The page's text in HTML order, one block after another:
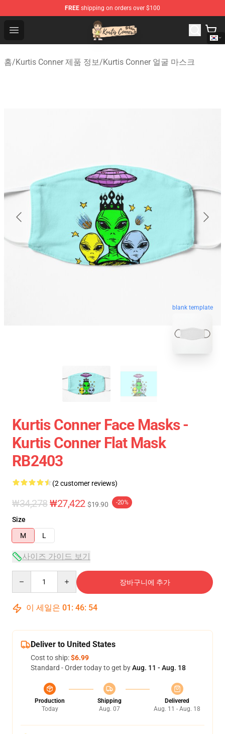
FREE shipping on orders over $100
Open menu
Kurtis Conner Store - Official Kurtis Conner Merchandise
홈/Kurtis Conner 제품 정보/Kurtis Conner 얼굴 마스크
blank template
Kurtis Conner Face Masks -
Kurtis Conner Flat Mask
RB2403
(2 customer reviews)
₩34,278₩27,422 $19.90 -20%
Size
M
L
사이즈 가이드 보기
장바구니에 추가
이 세일은 01 : 46: 54
Deliver to United States
Cost to ship:$6.99
Standard - Order today to get byAug. 11 - Aug. 18
Production
Today
Shipping
Aug. 07
Delivered
Aug. 11 - Aug. 18